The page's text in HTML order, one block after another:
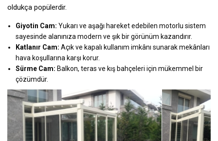
oldukça popülerdir.
Giyotin Cam: Yukarı ve aşağı hareket edebilen motorlu sistem
sayesinde alanınıza modern ve şık bir görünüm kazandırır.
Katlanır Cam: Açık ve kapalı kullanım imkânı sunarak mekânları
hava koşullarına karşı korur.
Sürme Cam: Balkon, teras ve kış bahçeleri için mükemmel bir
çözümdür.